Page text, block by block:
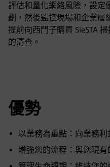
評估和量化網絡風險，設定
劃，然後監控現場和企業層
提前向西門子購買 SieSTA
的清查。
優勢
以業務為重點：向業務
增強您的流程：與您現